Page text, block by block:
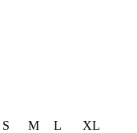
S M L
XL